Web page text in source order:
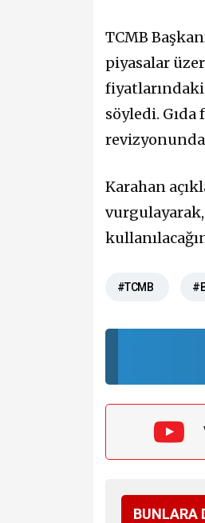
TCMB
piyasalar
söyledi.
Karahan
#TCMB
BUNLARA